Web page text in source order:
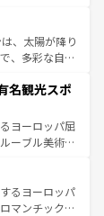
フィ海岸の絶
には、本場の
能することも
してみよう！
、太陽が降り
、多彩な自然
コ、熱気あふ
部となってい
バルセロナの
マ遺跡や中世
インはその個
、新着のスペイン情報は コ
名観光スポ
ヨーロッパ屈
ーブル美術館
、歴史的な大
訪れる者を心
しても知ら
るヨーロッパ
マンチック街